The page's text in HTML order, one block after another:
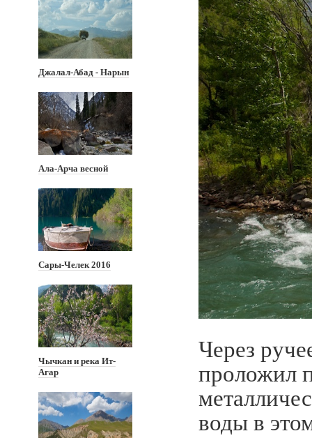
Джалал-Абад - Нарын
Ала-Арча весной
Сары-Челек 2016
Чычкан и река Ит-
Агар
Через
проложил
воды в